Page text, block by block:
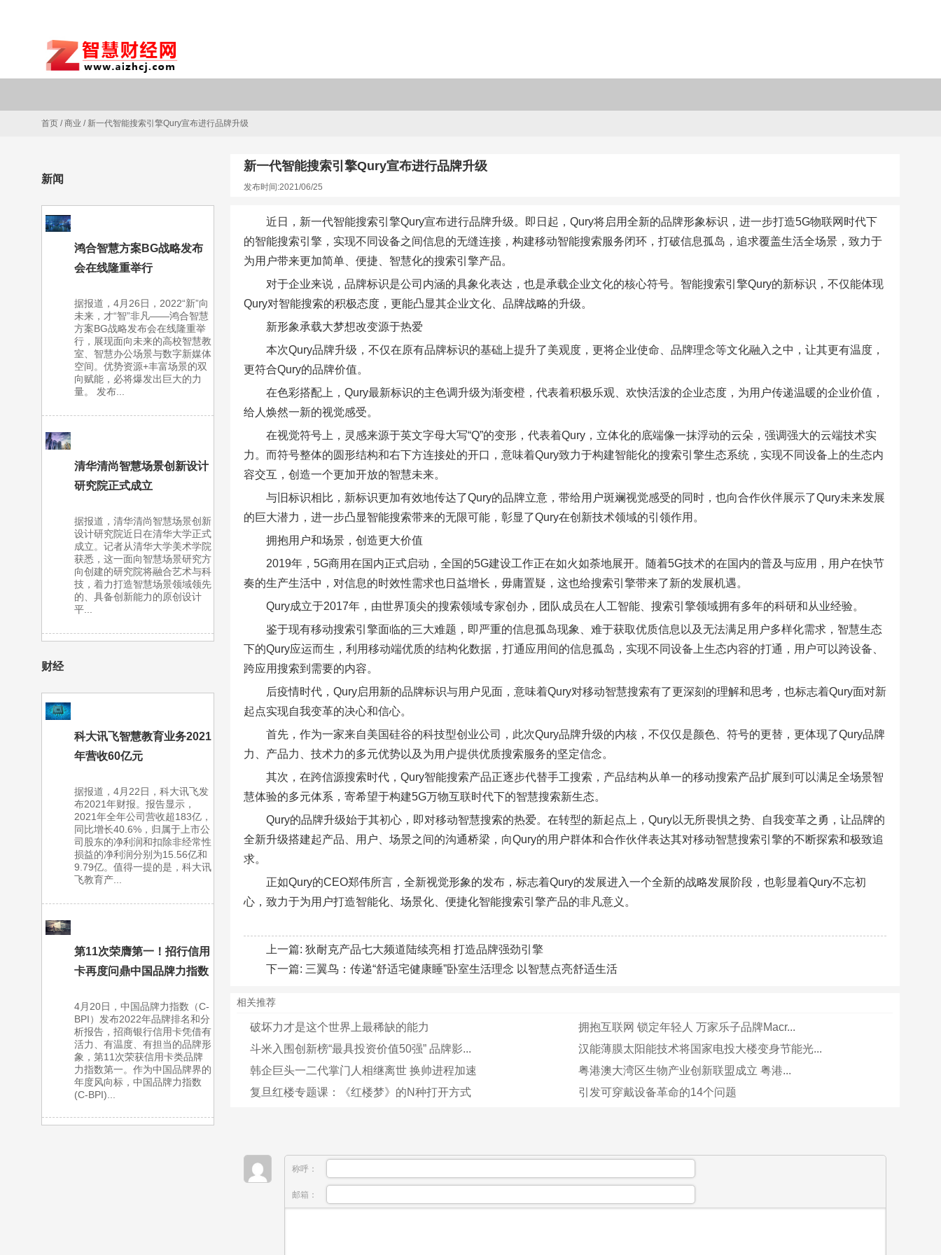
首页 /商业 / 新一代智能搜索引擎Qury宣布进行品牌升级
新闻
鸿合智慧方案BG战略发布
会在线隆重举行
据报道，4月26日，2022“新”向
未来，才“智”非凡——鸿合智慧
方案BG战略发布会在线隆重举
行，展现面向未来的高校智慧教
室、智慧办公场景与数字新媒体
空间。优势资源+丰富场景的双
向赋能，必将爆发出巨大的力
量。 发布...
清华清尚智慧场景创新设计
研究院正式成立
据报道，清华清尚智慧场景创新
设计研究院近日在清华大学正式
成立。记者从清华大学美术学院
获悉，这一面向智慧场景研究方
向创建的研究院将融合艺术与科
技，着力打造智慧场景领域领先
的、具备创新能力的原创设计
平...
财经
科大讯飞智慧教育业务2021
年营收60亿元
据报道，4月22日，科大讯飞发
布2021年财报。报告显示，
2021年全年公司营收超183亿，
同比增长40.6%，归属于上市公
司股东的净利润和扣除非经常性
损益的净利润分别为15.56亿和
9.79亿。值得一提的是，科大讯
飞教育产...
第11次荣膺第一！招行信用
卡再度问鼎中国品牌力指数
4月20日，中国品牌力指数（C-
BPI）发布2022年品牌排名和分
析报告，招商银行信用卡凭借有
活力、有温度、有担当的品牌形
象，第11次荣获信用卡类品牌
力指数第一。作为中国品牌界的
年度风向标，中国品牌力指数
(C-BPI)...
新一代智能搜索引擎Qury宣布进行品牌升级
发布时间:2021/06/25
近日，新一代智能搜索引擎Qury宣布进行品牌升级。即日起，Qury将启用全新的品牌形象标识，进一步打造5G物联网时代下
的智能搜索引擎，实现不同设备之间信息的无缝连接，构建移动智能搜索服务闭环，打破信息孤岛，追求覆盖生活全场景，致力于
为用户带来更加简单、便捷、智慧化的搜索引擎产品。
对于企业来说，品牌标识是公司内涵的具象化表达，也是承载企业文化的核心符号。智能搜索引擎Qury的新标识，不仅能体现
Qury对智能搜索的积极态度，更能凸显其企业文化、品牌战略的升级。
新形象承载大梦想改变源于热爱
本次Qury品牌升级，不仅在原有品牌标识的基础上提升了美观度，更将企业使命、品牌理念等文化融入之中，让其更有温度，
更符合Qury的品牌价值。
在色彩搭配上，Qury最新标识的主色调升级为渐变橙，代表着积极乐观、欢快活泼的企业态度，为用户传递温暖的企业价值，
给人焕然一新的视觉感受。
在视觉符号上，灵感来源于英文字母大写“Q”的变形，代表着Qury，立体化的底端像一抹浮动的云朵，强调强大的云端技术实
力。而符号整体的圆形结构和右下方连接处的开口，意味着Qury致力于构建智能化的搜索引擎生态系统，实现不同设备上的生态内
容交互，创造一个更加开放的智慧未来。
与旧标识相比，新标识更加有效地传达了Qury的品牌立意，带给用户斑斓视觉感受的同时，也向合作伙伴展示了Qury未来发展
的巨大潜力，进一步凸显智能搜索带来的无限可能，彰显了Qury在创新技术领域的引领作用。
拥抱用户和场景，创造更大价值
2019年，5G商用在国内正式启动，全国的5G建设工作正在如火如荼地展开。随着5G技术的在国内的普及与应用，用户在快节
奏的生产生活中，对信息的时效性需求也日益增长，毋庸置疑，这也给搜索引擎带来了新的发展机遇。
Qury成立于2017年，由世界顶尖的搜索领域专家创办，团队成员在人工智能、搜索引擎领域拥有多年的科研和从业经验。
鉴于现有移动搜索引擎面临的三大难题，即严重的信息孤岛现象、难于获取优质信息以及无法满足用户多样化需求，智慧生态
下的Qury应运而生，利用移动端优质的结构化数据，打通应用间的信息孤岛，实现不同设备上生态内容的打通，用户可以跨设备、
跨应用搜索到需要的内容。
后疫情时代，Qury启用新的品牌标识与用户见面，意味着Qury对移动智慧搜索有了更深刻的理解和思考，也标志着Qury面对新
起点实现自我变革的决心和信心。
首先，作为一家来自美国硅谷的科技型创业公司，此次Qury品牌升级的内核，不仅仅是颜色、符号的更替，更体现了Qury品牌
力、产品力、技术力的多元优势以及为用户提供优质搜索服务的坚定信念。
其次，在跨信源搜索时代，Qury智能搜索产品正逐步代替手工搜索，产品结构从单一的移动搜索产品扩展到可以满足全场景智
慧体验的多元体系，寄希望于构建5G万物互联时代下的智慧搜索新生态。
Qury的品牌升级始于其初心，即对移动智慧搜索的热爱。在转型的新起点上，Qury以无所畏惧之势、自我变革之勇，让品牌的
全新升级搭建起产品、用户、场景之间的沟通桥梁，向Qury的用户群体和合作伙伴表达其对移动智慧搜索引擎的不断探索和极致追
求。
正如Qury的CEO郑伟所言，全新视觉形象的发布，标志着Qury的发展进入一个全新的战略发展阶段，也彰显着Qury不忘初
心，致力于为用户打造智能化、场景化、便捷化智能搜索引擎产品的非凡意义。
上一篇: 狄耐克产品七大频道陆续亮相 打造品牌强劲引擎
下一篇: 三翼鸟：传递“舒适宅健康睡”卧室生活理念 以智慧点亮舒适生活
相关推荐
破坏力才是这个世界上最稀缺的能力
拥抱互联网 锁定年轻人 万家乐子品牌Macr...
斗米入围创新榜“最具投资价值50强” 品牌影...
汉能薄膜太阳能技术将国家电投大楼变身节能光...
韩企巨头一二代掌门人相继离世 换帅进程加速
粤港澳大湾区生物产业创新联盟成立 粤港...
复旦红楼专题课：《红楼梦》的N种打开方式
引发可穿戴设备革命的14个问题
称呼：
邮箱：